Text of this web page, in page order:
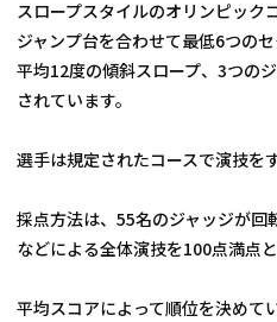
スロープスタイルのオリンピック
ジャンプ台を合わせて最低6つの
平均12度の傾斜スロープ、3つの
されています。
選手は規定されたコースで演技を
採点方法は、55名のジャッジが回
などによる全体演技を100点満点
平均スコアによって順位を決めて